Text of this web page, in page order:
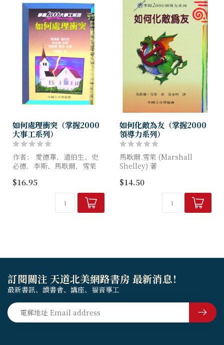
如何處理衝突（掌握2000
大事工系列）
作者： 愛德華．道伯生、史
必德．李斯、馬歇爾．雪萊
Leas /Marshall Shelley)
$16.95
如何化敵為友（掌握2000
領導力系列）
馬歇爾.雪萊 (Marshall
Shelley) 著
書中載有牧者親身經歷，提出
因應之道來幫助似敵似友的關
係，幫助對方並改變自己，以
期彼此都能維繫合神心...
$14.50
訂閱關注 天道北美網路書房 最新消息！
最新書訊、讀書會、講座、福音事工